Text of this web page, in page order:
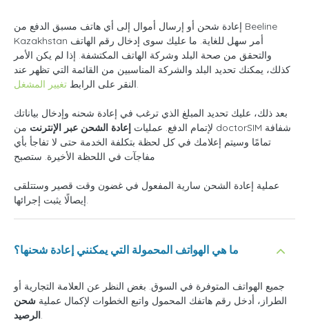
إعادة شحن أو إرسال أموال إلى أي هاتف مسبق الدفع من Beeline
Kazakhstan أمر سهل للغاية. ما عليك سوى إدخال رقم الهاتف
والتحقق من صحة البلد وشركة الهاتف المكتشفة. إذا لم يكن الأمر
كذلك، يمكنك تحديد البلد والشركة المناسبين من القائمة التي تظهر عند
النقر على الرابط تغيير المشغل .
بعد ذلك، عليك تحديد المبلغ الذي ترغب في إعادة شحنه وإدخال بياناتك
لإتمام الدفع. عمليات إعادة الشحن عبر الإنترنت من doctorSIM شفافة
تمامًا وسيتم إعلامك في كل لحظة بتكلفة الخدمة حتى لا تفاجأ بأي
مفاجآت في اللحظة الأخيرة. ستصبح
عملية إعادة الشحن سارية المفعول في غضون وقت قصير وستتلقى
إيصالًا يثبت إجرائها.
ما هي الهواتف المحمولة التي يمكنني إعادة شحنها؟
جميع الهواتف المتوفرة في السوق. بغض النظر عن العلامة التجارية أو
الطراز، أدخل رقم هاتفك المحمول واتبع الخطوات لإكمال عملية شحن
الرصيد.